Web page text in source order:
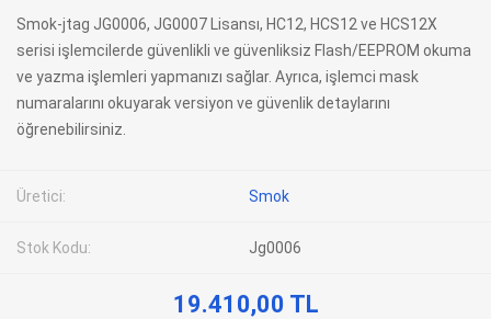
Smok-jtag JG0006, JG0007 Lisansı, HC12, HCS12 ve HCS12X
serisi işlemcilerde güvenlikli ve güvenliksiz Flash/EEPROM okuma
ve yazma işlemleri yapmanızı sağlar. Ayrıca, işlemci mask
numaralarını okuyarak versiyon ve güvenlik detaylarını
öğrenebilirsiniz.
Üretici: Smok
Stok Kodu: Jg0006
19.410,00 TL